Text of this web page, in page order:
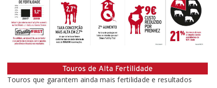
Touros que garantem ainda mais fertilidade e resultados